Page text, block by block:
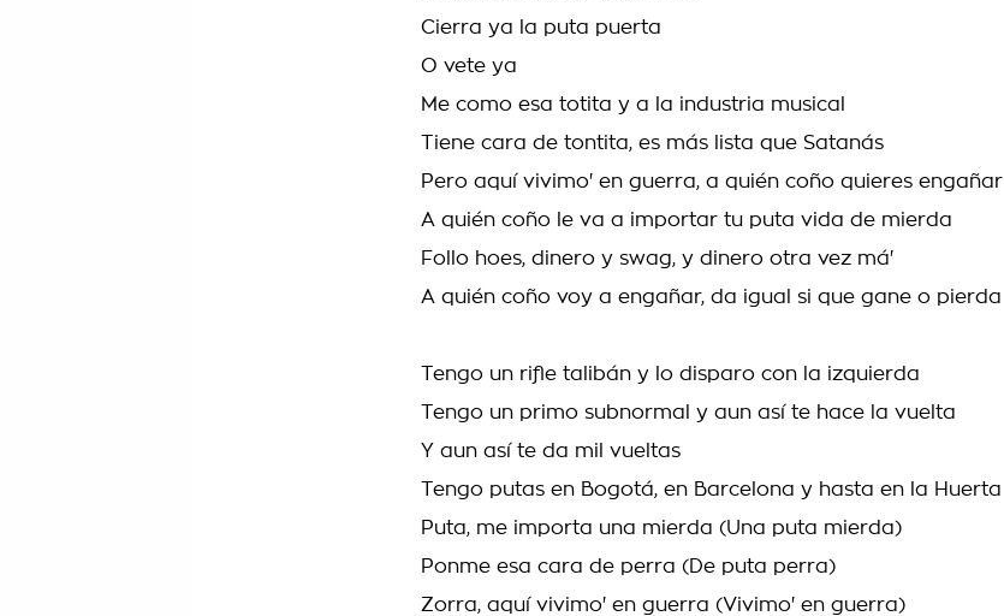
Cierra ya la puta puerta
O vete ya
Me como esa totita y a la industria musical
Tiene cara de tontita, es más lista que Satanás
Pero aquí vivimo' en guerra, a quién coño quieres engañar
A quién coño le va a importar tu puta vida de mierda
Follo hoes, dinero y swag, y dinero otra vez má'
A quién coño voy a engañar, da igual si que gane o pierda
Tengo un rifle talibán y lo disparo con la izquierda
Tengo un primo subnormal y aun así te hace la vuelta
Y aun así te da mil vueltas
Tengo putas en Bogotá, en Barcelona y hasta en la Huerta
Puta, me importa una mierda (Una puta mierda)
Ponme esa cara de perra (De puta perra)
Zorra, aquí vivimo' en guerra (Vivimo' en guerra)